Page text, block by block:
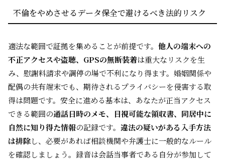
不倫をやめさせるデータ保全で避けるべき法的リスク
適法な範囲で証拠を集めることが前提です。 他人の端末への
不正アクセスや盗聴、GPSの無断装着は重大なリスクを生
み、慰謝料請求や調停の場で不利になり得ます。婚姻関係や
配偶の共有端末でも、期待されるプライバシーを侵害する取
得は問題です。安全に進める基本は、あなたが正当アクセス
できる範囲の通話日時のメモ、目視可能な領収書、同居中に
自然に知り得た情報の記録です。 違法の疑いがある入手方法
は排除し、必要があれば相談機関や弁護士に一般的なルール
を確認しましょう。録音は会話当事者である自分が参加して